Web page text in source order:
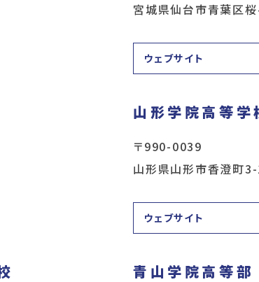
宮城県仙台市青葉区
ウェブサイト
山形学院高等学
〒990-0039
山形県山形市香澄町
ウェブサイト
青山学院高等部